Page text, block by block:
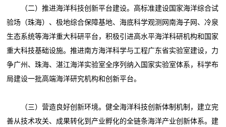
（二）推进海洋科技创新平台建设。高标准建设国家海洋综合试
验场（珠海）、极地综合保障基地、海底科学观测网南海子网、冷泉
生态系统等海洋重大科研平台，积极引进高水平海洋科研机构和国家
重大科技基础设施。推进南方海洋科学与工程广东省实验室建设，力
争广州、珠海、湛江海洋实验室全序列纳入国家实验室体系，科学布
局建设一批高端海洋研究机构和创新平台。
（三）营造良好创新环境。健全海洋科技创新体制机制，建立完
善从技术攻关、成果转化到产业孵化的全链条海洋产业创新体系。建